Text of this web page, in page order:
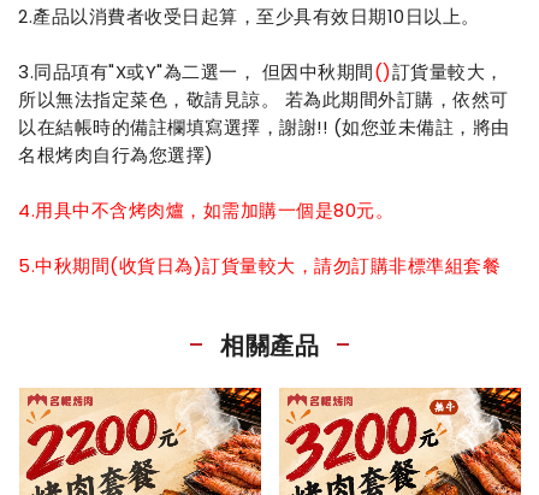
2.產品以消費者收受日起算，至少具有效日期10日以上。
3.同品項有"X或Y"為二選一， 但因中秋期間()訂貨量較大，
所以無法指定菜色，敬請見諒。 若為此期間外訂購，依然可
以在結帳時的備註欄填寫選擇，謝謝!! (如您並未備註，將由
名根烤肉自行為您選擇)
4.用具中不含烤肉爐，如需加購一個是80元。
5.中秋期間(收貨日為)訂貨量較大，請勿訂購非標準組套餐
相關產品